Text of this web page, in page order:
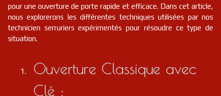
pour une ouverture de porte rapide et efficace. Dans cet article,
nous explorerons les différentes techniques utilisées par nos
technicien serruriers expérimentés pour résoudre ce type de
situation.
Ouverture Classique avec
Clé :